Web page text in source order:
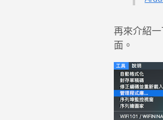
再來介紹
面。